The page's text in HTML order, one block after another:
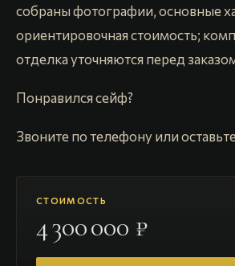
собраны фотографии, основные
ориентировочная стоимость;
отделка уточняются перед
Понравился сейф?
Звоните по телефону или
СТОИМОСТЬ
4 300 000 ₽